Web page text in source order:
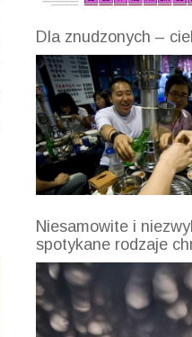
Dla znudzonych –
Niesamowite i
spotykane rodzaje